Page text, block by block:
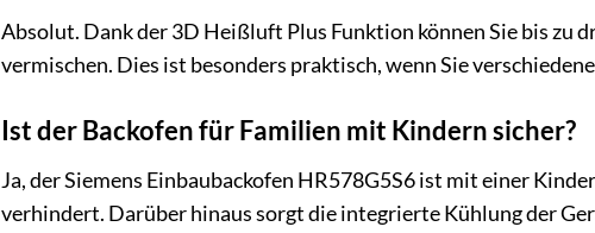
Absolut. Dank der 3D Heißluft Plus Funktion können Sie bis zu
vermischen. Dies ist besonders praktisch, wenn Sie
Ist der Backofen für Familien mit Kindern sicher?
Ja, der Siemens Einbaubackofen HR578G5S6 ist mit einer
verhindert. Darüber hinaus sorgt die integrierte Kühlung der